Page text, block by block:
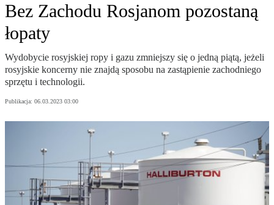
Bez Zachodu Rosjanom pozostaną
łopaty
Wydobycie rosyjskiej ropy i gazu zmniejszy się o jedną piątą, jeżeli
rosyjskie koncerny nie znajdą sposobu na zastąpienie zachodniego
sprzętu i technologii.
Publikacja: 06.03.2023 03:00